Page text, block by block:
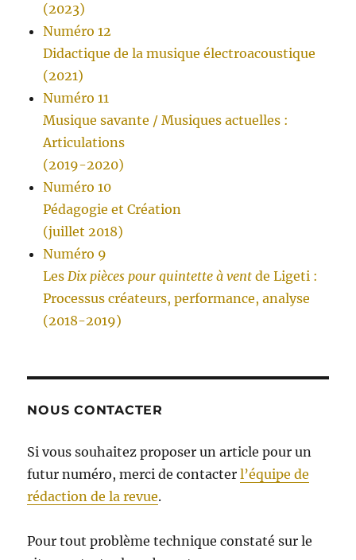
(2023)
Numéro 12
Didactique de la musique électroacoustique
(2021)
Numéro 11
Musique savante / Musiques actuelles :
Articulations
(2019-2020)
Numéro 10
Pédagogie et Création
(juillet 2018)
Numéro 9
LesDix pièces pour quintette à vent de Ligeti :
Processus créateurs, performance, analyse
(2018-2019)
NOUS CONTACTER
Si vous souhaitez proposer un article pour un
futur numéro, merci de contacterl’équipe de
rédaction de la revue.
Pour tout problème technique constaté sur le